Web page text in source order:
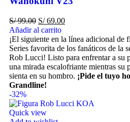
S/99.00 S/69.00
Añadir al carrito
¡El siguiente en la línea adicional
Series favorita de los fanáticos de la
Rob Lucci! Listo para enfrentar a su
una mirada escalofriante mientras su
sienta en su hombro. ¡Pide el tuyo
Grandline!
-32%
Quick view